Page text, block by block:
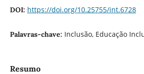
DOI: https://doi.org/10.25755/int.6728
Palavras-chave: Inclusão, Educação
Resumo